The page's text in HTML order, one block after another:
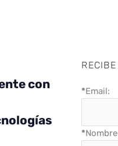
con
*Email:
*